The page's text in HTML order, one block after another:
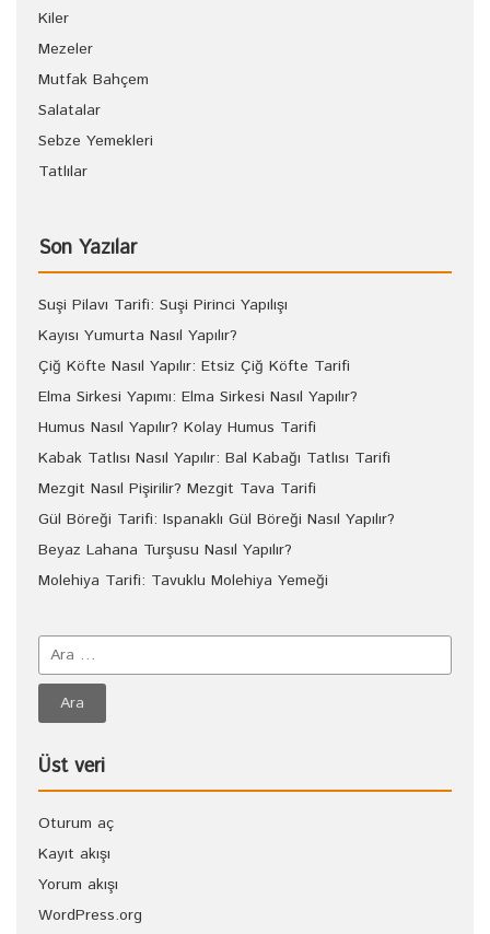
Kiler
Mezeler
Mutfak Bahçem
Salatalar
Sebze Yemekleri
Tatlılar
Son Yazılar
Suşi Pilavı Tarifi: Suşi Pirinci Yapılışı
Kayısı Yumurta Nasıl Yapılır?
Çiğ Köfte Nasıl Yapılır: Etsiz Çiğ Köfte Tarifi
Elma Sirkesi Yapımı: Elma Sirkesi Nasıl Yapılır?
Humus Nasıl Yapılır? Kolay Humus Tarifi
Kabak Tatlısı Nasıl Yapılır: Bal Kabağı Tatlısı Tarifi
Mezgit Nasıl Pişirilir? Mezgit Tava Tarifi
Gül Böreği Tarifi: Ispanaklı Gül Böreği Nasıl Yapılır?
Beyaz Lahana Turşusu Nasıl Yapılır?
Molehiya Tarifi: Tavuklu Molehiya Yemeği
Üst veri
Oturum aç
Kayıt akışı
Yorum akışı
WordPress.org